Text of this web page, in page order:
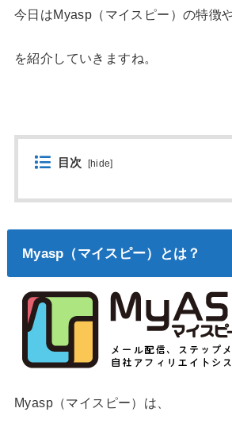
今日はMyasp（マイスピー）の特徴や
を紹介していきますね。
目次 [hide]
Myasp（マイスピー）とは？
Myasp（マイスピー）は、